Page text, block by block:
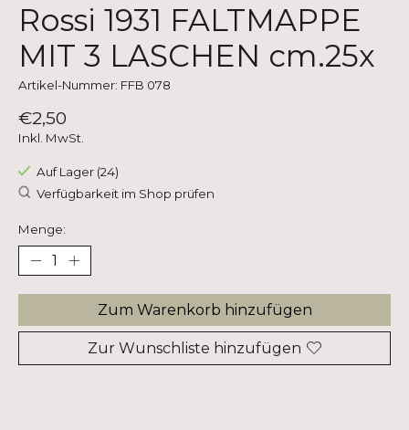
Rossi 1931 FALTMAPPE
MIT 3 LASCHEN cm.25x
Artikel-Nummer: FFB 078
€2,50
Inkl. MwSt.
Auf Lager (24)
Verfügbarkeit im Shop prüfen
Menge:
Zum Warenkorb hinzufügen
Zur Wunschliste hinzufügen